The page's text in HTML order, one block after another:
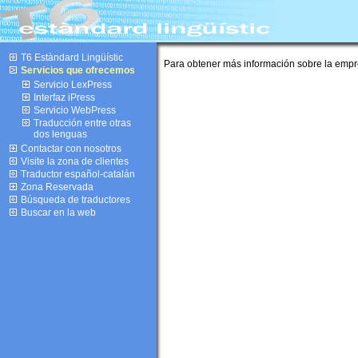
T6 Estàndard Lingüístic
Servicios que ofrecemos
Servicio LexPress
Interfaz iPress
Servicio WebPress
Traducción entre otras
dos lenguas
Contactar con nosotros
Visite la zona de clientes
Traductor español-catalán
Zona Reservada
Búsqueda de traductores
Buscar en la web
Para obtener más información sobre la